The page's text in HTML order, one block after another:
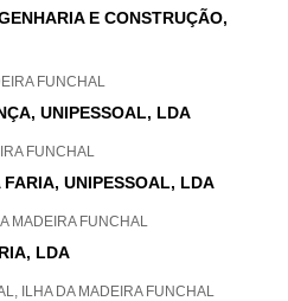
E CONSTRUÇÃO,
FUNCHAL
UNIPESSOAL, LDA
FUNCHAL
UNIPESSOAL, LDA
MADEIRA FUNCHAL
LDA
ILHA DA MADEIRA FUNCHAL